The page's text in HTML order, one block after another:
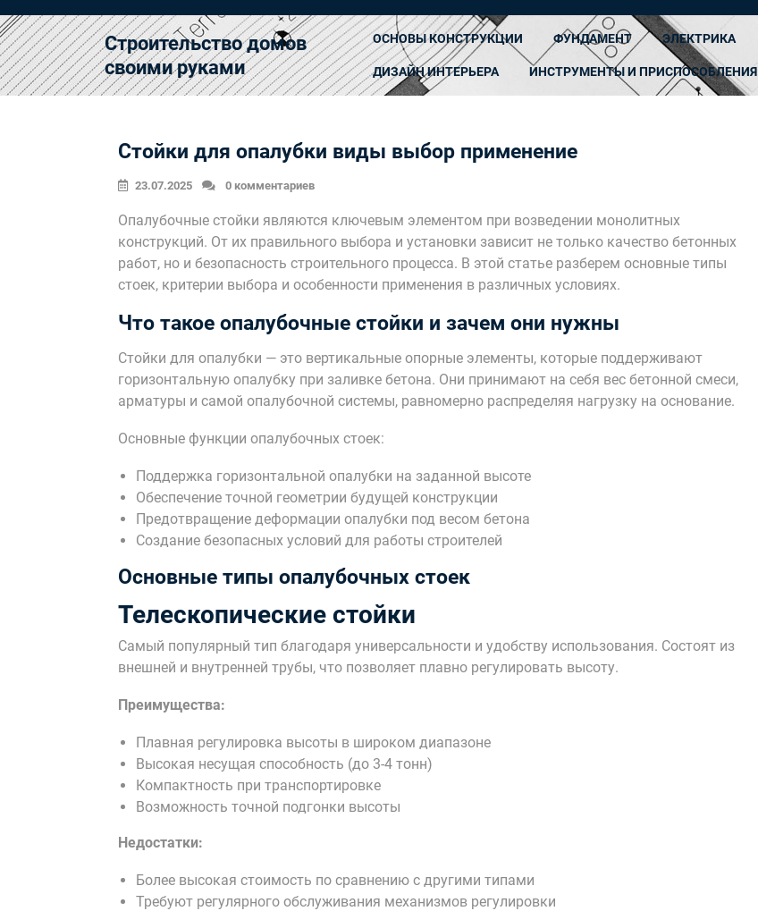
к
содержимому
Строительство домов
своими руками
ОСНОВЫ КОНСТРУКЦИИ ФУНДАМЕНТ ЭЛЕКТРИКА
ДИЗАЙН ИНТЕРЬЕРА ИНСТРУМЕНТЫ И ПРИСПОСОБЛЕНИЯ
Стойки для опалубки виды выбор применение
23.07.2025 0 комментариев
Опалубочные стойки являются ключевым элементом при возведении монолитных
конструкций. От их правильного выбора и установки зависит не только качество бетонных
работ, но и безопасность строительного процесса. В этой статье разберем основные типы
стоек, критерии выбора и особенности применения в различных условиях.
Что такое опалубочные стойки и зачем они нужны
Стойки для опалубки — это вертикальные опорные элементы, которые поддерживают
горизонтальную опалубку при заливке бетона. Они принимают на себя вес бетонной смеси,
арматуры и самой опалубочной системы, равномерно распределяя нагрузку на основание.
Основные функции опалубочных стоек:
Поддержка горизонтальной опалубки на заданной высоте
Обеспечение точной геометрии будущей конструкции
Предотвращение деформации опалубки под весом бетона
Создание безопасных условий для работы строителей
Основные типы опалубочных стоек
Телескопические стойки
Самый популярный тип благодаря универсальности и удобству использования. Состоят из
внешней и внутренней трубы, что позволяет плавно регулировать высоту.
Преимущества:
Плавная регулировка высоты в широком диапазоне
Высокая несущая способность (до 3-4 тонн)
Компактность при транспортировке
Возможность точной подгонки высоты
Недостатки:
Более высокая стоимость по сравнению с другими типами
Требуют регулярного обслуживания механизмов регулировки